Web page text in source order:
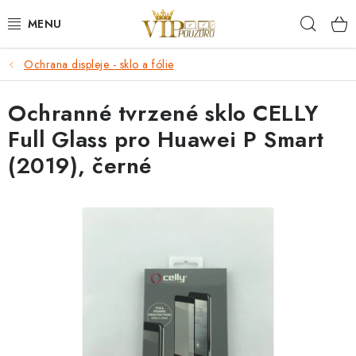
na
KRYTY NA MOBIL.
OCHRANA DISPLEJE - SKLO A FÓLIE
KABELY A NABÍJEČKY
BRAŠNY NA NOTEBOOKY
Ochrana displeje - sklo a fólie
Ochranné tvrzené sklo CELLY
Full Glass pro Huawei P Smart
(2019), černé